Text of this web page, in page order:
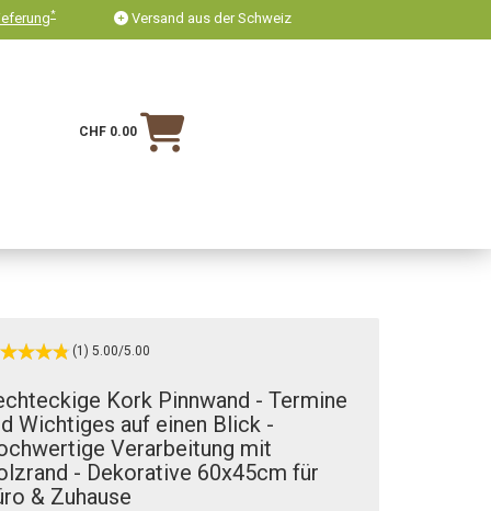
* Versand aus der Schweiz
CHF 0.00
(1) 5.00/5.00
Kork Pinnwand - Termine
Wichtiges auf einen Blick -
Verarbeitung mit
- Dekorative 60x45cm für
& Zuhause